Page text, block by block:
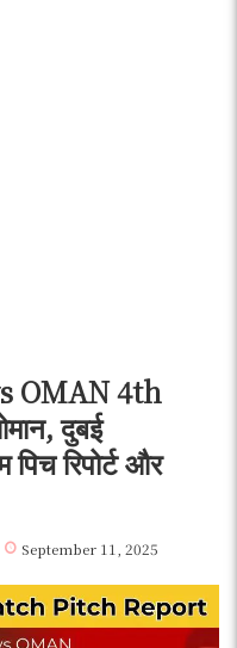
OMAN 4th
दुबई
रिपोर्ट और
September 11, 2025